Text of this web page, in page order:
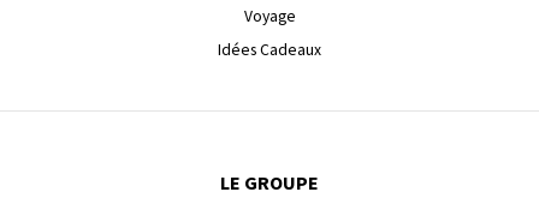
Voyage
Idées Cadeaux
LE GROUPE